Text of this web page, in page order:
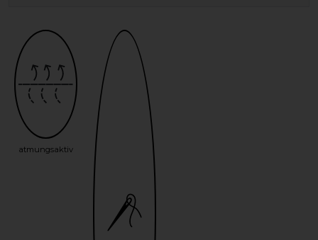
atmungsaktiv